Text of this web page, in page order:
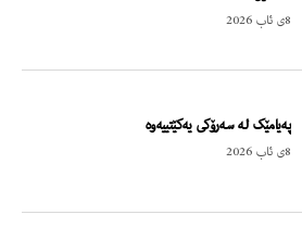
8ی ئاب 2026
پەیامێک لە سەرۆکی یەکێتییەوە
8ی ئاب 2026